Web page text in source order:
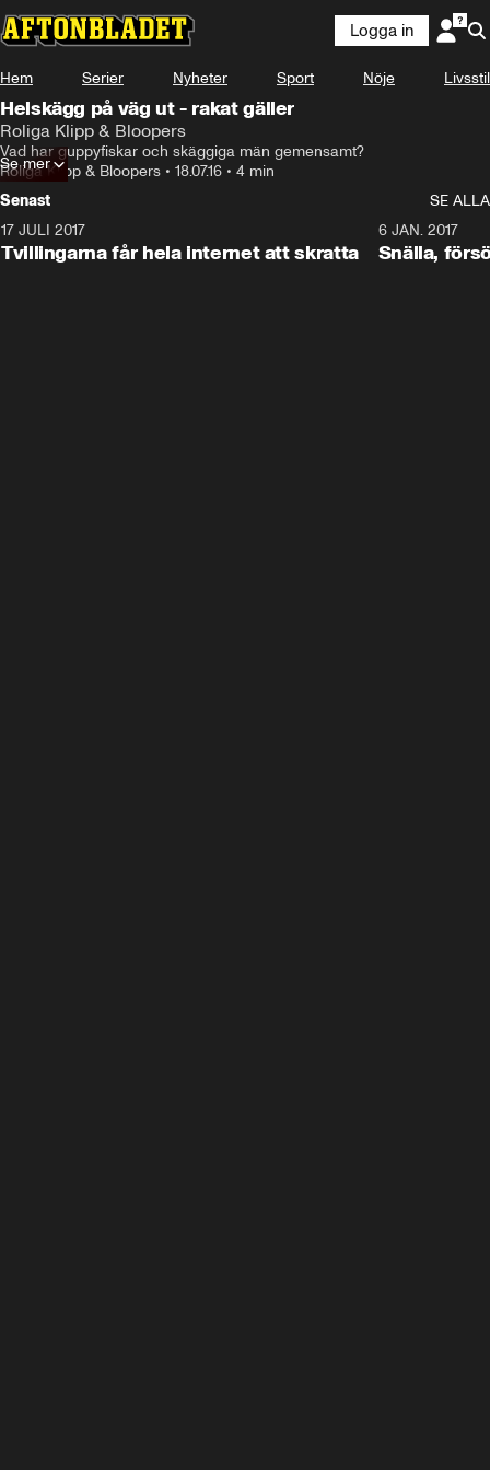
Logga in
Hem Serier Nyheter Sport Nöje Livsstil
Helskägg på väg ut - rakat gäller
Roliga Klipp & Bloopers
Vad har guppyfiskar och skäggiga män gemensamt?
Roliga Klipp & Bloopers • 18.07.16 • 4 min
Se mer
Senast
SE ALLA
17 JULI 2017
Tvillingarna får hela internet att skratta
6 JAN. 2017
Snälla,